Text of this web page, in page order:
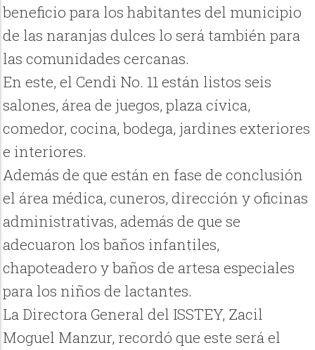
beneficio para los habitantes del municipio
de las naranjas dulces lo será también para
las comunidades cercanas.
En este, el Cendi No. 11 están listos seis
salones, área de juegos, plaza cívica,
comedor, cocina, bodega, jardines exteriores
e interiores.
Además de que están en fase de conclusión
el área médica, cuneros, dirección y oficinas
administrativas, además de que se
adecuaron los baños infantiles,
chapoteadero y baños de artesa especiales
para los niños de lactantes.
La Directora General del ISSTEY, Zacil
Moguel Manzur, recordó que este será el